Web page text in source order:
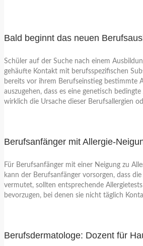
Bald beginnt das neuen
Schüler auf der Suche nach einem
gehäufte Kontakt mit berufsspezifischen
bereits vor ihrem Berufseinstieg bestimmte
auszugehen, dass es eine genetisch
wirklich die Ursache dieser Berufsallergien
Berufsanfänger mit Allergie-
Für Berufsanfänger mit einer Neigung zu
kann der Berufsanfänger vorsorgen, dass
vermutet, sollten entsprechende
bevorzugen, bei denen sie nicht täglich
Berufsdermatologe: Dozent für